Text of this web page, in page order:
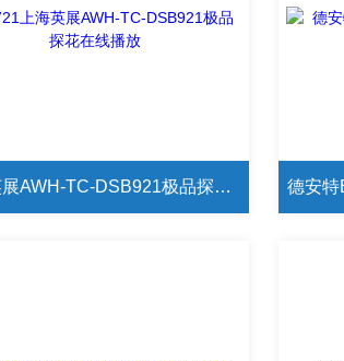
上海英展AWH-TC-DSB921极品探花在线播放